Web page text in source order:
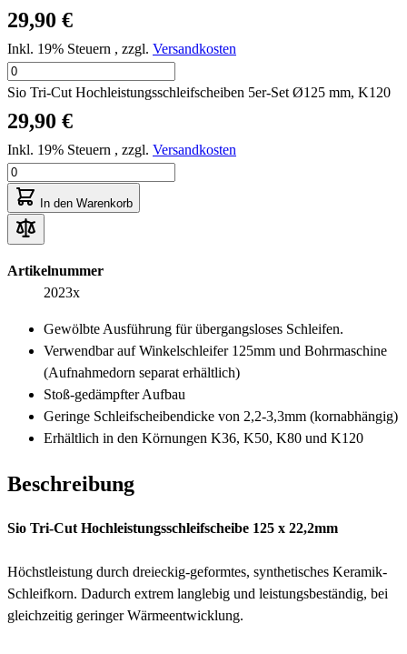
29,90 €
Inkl. 19% Steuern , zzgl. Versandkosten
Sio Tri-Cut Hochleistungsschleifscheiben 5er-Set Ø125 mm, K120
29,90 €
Inkl. 19% Steuern , zzgl. Versandkosten
In den Warenkorb
Artikelnummer
2023x
Gewölbte Ausführung für übergangsloses Schleifen.
Verwendbar auf Winkelschleifer 125mm und Bohrmaschine
(Aufnahmedorn separat erhältlich)
Stoß-gedämpfter Aufbau
Geringe Schleifscheibendicke von 2,2-3,3mm (kornabhängig)
Erhältlich in den Körnungen K36, K50, K80 und K120
Beschreibung
Sio Tri-Cut Hochleistungsschleifscheibe 125 x 22,2mm
Höchstleistung durch dreieckig-geformtes, synthetisches Keramik-
Schleifkorn. Dadurch extrem langlebig und leistungsbeständig, bei
gleichzeitig geringer Wärmeentwicklung.